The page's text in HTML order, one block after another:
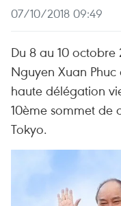
07/10/2018 09:49
Du 8 au 10 octobre
Nguyen Xuan
haute délégation
10ème sommet de
Tokyo.